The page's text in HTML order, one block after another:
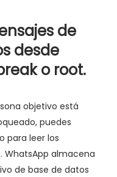
de
desde
o root.
objetivo está
puedes
para leer los
WhatsApp almacena
de base de datos